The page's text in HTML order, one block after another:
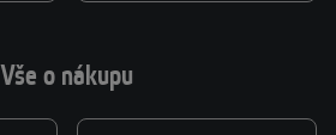
Vše o nákupu